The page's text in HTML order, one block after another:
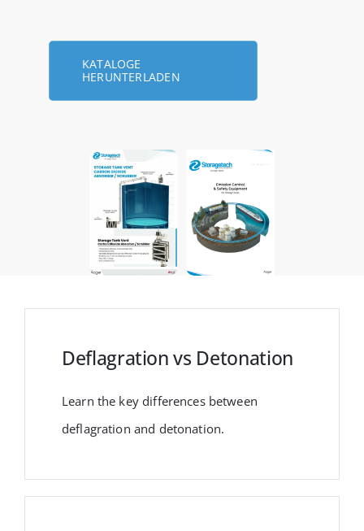
KATALOGE
HERUNTERLADEN
Deflagration vs Detonation
Learn the key differences between
deflagration and detonation.